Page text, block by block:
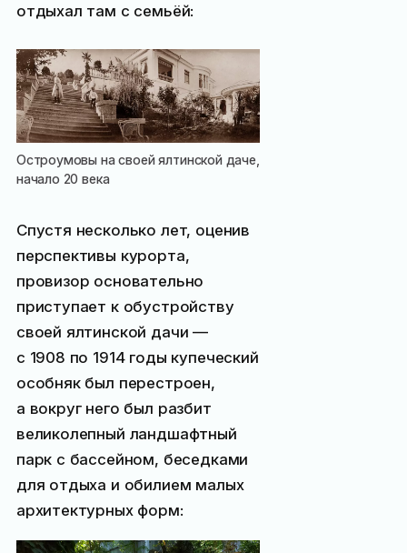
отдыхал там с семьёй:
Остроумовы на своей ялтинской даче,
начало 20 века
Спустя несколько лет, оценив
перспективы курорта,
провизор основательно
приступает к обустройству
своей ялтинской дачи —
с 1908 по 1914 годы купеческий
особняк был перестроен,
а вокруг него был разбит
великолепный ландшафтный
парк с бассейном, беседками
для отдыха и обилием малых
архитектурных форм: